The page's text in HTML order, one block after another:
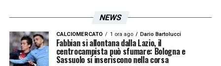
NEWS
CALCIOMERCATO 1 ora ago Dario Bartolucci
Fabbian si allontana dalla Lazio, il
centrocampista può sfumare: Bologna e
Sassuolo si inseriscono nella corsa